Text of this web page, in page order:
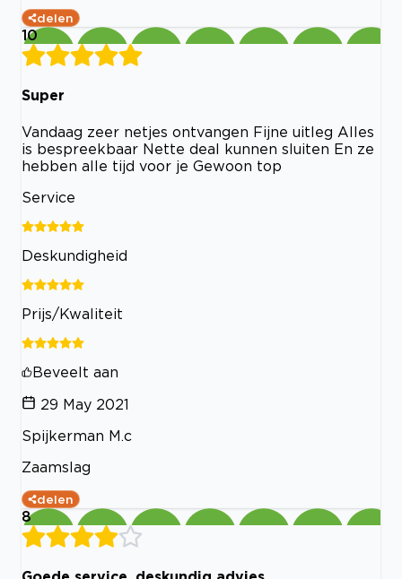
delen
10
Super
Vandaag zeer netjes ontvangen Fijne uitleg Alles
is bespreekbaar Nette deal kunnen sluiten En ze
hebben alle tijd voor je Gewoon top
Service
Deskundigheid
Prijs/Kwaliteit
Beveelt aan
29 May 2021
Spijkerman M.c
Zaamslag
delen
8